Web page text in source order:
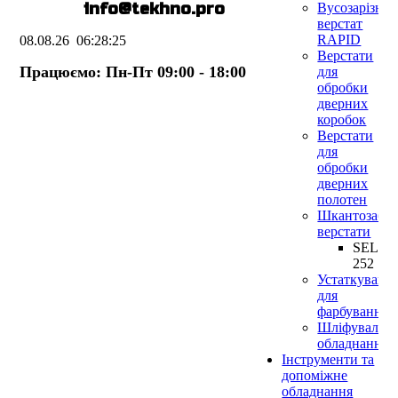
info@tekhno.pro
08.08.26 06:28:25
Працюємо: Пн-Пт 09:00 - 18:00
верстат
RAPID
Верстати
для
обробки
дверних
коробок
Верстати
для
обробки
дверних
полотен
верстати
252
для
фарбування
обладнання
Інструменти та
допоміжне
обладнання